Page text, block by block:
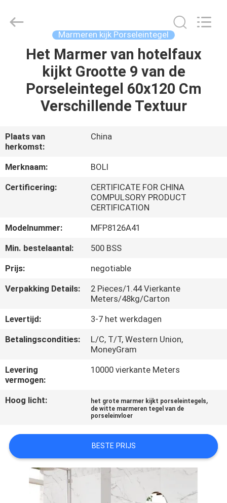
HUIS
PRODUCTEN
OVER
ONS
FABRIEKSTOCHT
KWALITEITSCONTROLE
NEEM
CONTACT
ONS
OP
VRAAG
EEN
OFFERTE
SITEMAP
PRIVACYBELEID
CERAMICS
CO.,LTD..
Marmeren kijk Porseleintegel
Het Marmer van hotelfaux
kijkt Grootte 9 van de
Porseleintegel 60x120 Cm
Verschillende Textuur
Plaats van
herkomst:
China
Merknaam:
BOLI
Certificering:
CERTIFICATE FOR CHINA
COMPULSORY PRODUCT
CERTIFICATION
Modelnummer:
MFP8126A41
Min. bestelaantal:
500 BSS
Prijs:
negotiable
Verpakking Details:
2 Pieces/1.44 Vierkante
Meters/48kg/Carton
Levertijd:
3-7 het werkdagen
Betalingscondities:
L/C, T/T, Western Union,
MoneyGram
Levering
vermogen:
10000 vierkante Meters
Hoog licht: het grote marmer kijkt porseleintegels,
de witte marmeren tegel van de
porseleinvloer
BESTE PRIJS